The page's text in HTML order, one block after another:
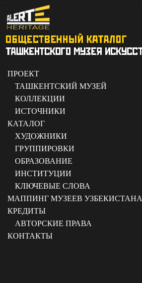
ПРОЕКТ
ТАШКЕНТСКИЙ МУЗЕЙ
КОЛЛЕКЦИИ
ИСТОЧНИКИ
КАТАЛОГ
ХУДОЖНИКИ
ГРУППИРОВКИ
ОБРАЗОВАНИЕ
ИНСТИТУЦИИ
КЛЮЧЕВЫЕ СЛОВА
МАППИНГ МУЗЕЕВ УЗБЕКИСТАНА
КРЕДИТЫ
АВТОРСКИЕ ПРАВА
КОНТАКТЫ